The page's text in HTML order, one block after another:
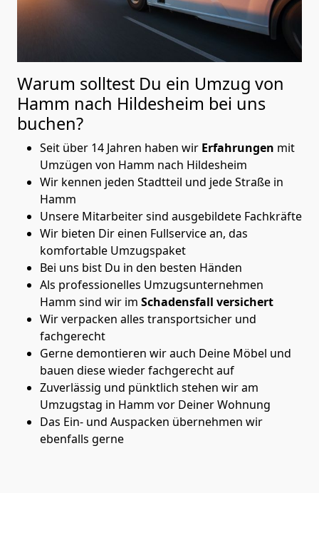
Warum solltest Du ein Umzug von
Hamm nach Hildesheim bei uns
buchen?
Seit über 14 Jahren haben wir Erfahrungen mit
Umzügen von Hamm nach Hildesheim
Wir kennen jeden Stadtteil und jede Straße in
Hamm
Unsere Mitarbeiter sind ausgebildete Fachkräfte
Wir bieten Dir einen Fullservice an, das
komfortable Umzugspaket
Bei uns bist Du in den besten Händen
Als professionelles Umzugsunternehmen
Hamm sind wir im Schadensfall versichert
Wir verpacken alles transportsicher und
fachgerecht
Gerne demontieren wir auch Deine Möbel und
bauen diese wieder fachgerecht auf
Zuverlässig und pünktlich stehen wir am
Umzugstag in Hamm vor Deiner Wohnung
Das Ein- und Auspacken übernehmen wir
ebenfalls gerne